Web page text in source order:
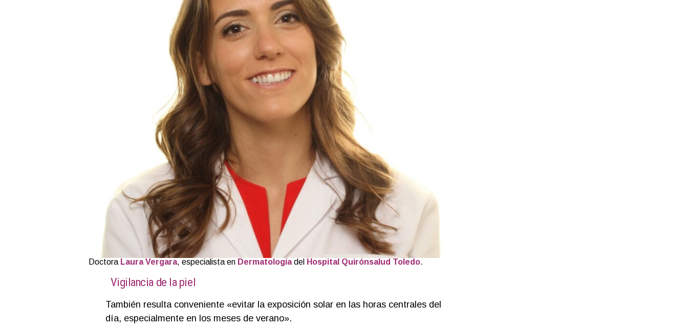
Doctora Laura Vergara, especialista en Dermatologíadel Hospital Quirónsalud Toledo.
Vigilancia de la piel
También resulta conveniente «evitar la exposición solar en las horas centrales del
día, especialmente en los meses de verano».